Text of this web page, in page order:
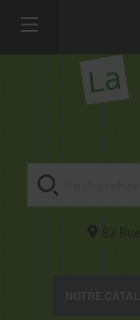
82
NOTRE